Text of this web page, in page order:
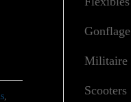
,
Gonflage
Militaire
Scooters